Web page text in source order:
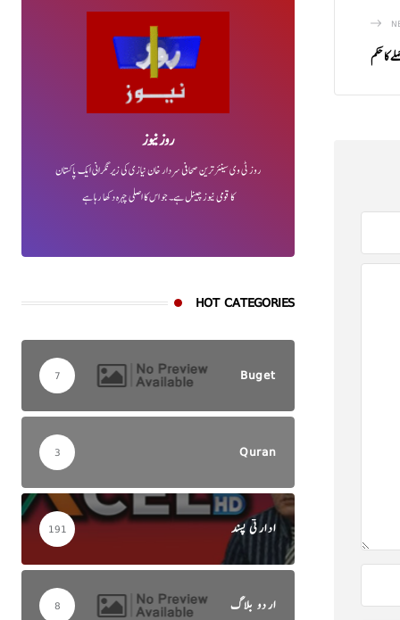
کا حکم
روز نیوز
روز ٹی وی سینئر ترین صحافی سردار خان نیازی کی زیر نگرانی ایک پاکستان
کا قومی نیوز چینل ہے۔ جو اس کا اصلی چہرہ دکھا رہا ہے
HOT CATEGORIES
Buget
7
Quran
3
ادارتی پسند 191
اردو بلاگ 8